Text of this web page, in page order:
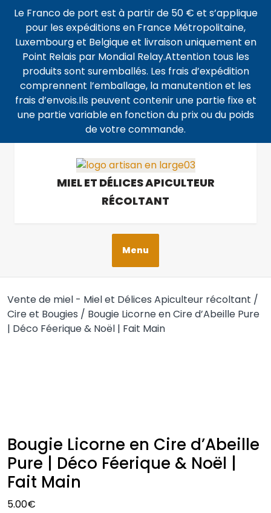
Le Franco de port est à partir de 50 € et s’applique
pour les expéditions en France Métropolitaine,
Luxembourg et Belgique et livraison uniquement en
Point Relais par Mondial Relay.Attention tous les
produits sont suremballés. Les frais d’expédition
comprennent l’emballage, la manutention et les
frais d’envois.Ils peuvent contenir une partie fixe et
une partie variable en fonction du prix ou du poids
de votre commande.
MIEL ET DÉLICES APICULTEUR
RÉCOLTANT
Menu
Vente de miel - Miel et Délices Apiculteur récoltant /
Cire et Bougies / Bougie Licorne en Cire d’Abeille Pure
| Déco Féerique & Noël | Fait Main
Bougie Licorne en Cire d’Abeille
Pure | Déco Féerique & Noël |
Fait Main
5.00€